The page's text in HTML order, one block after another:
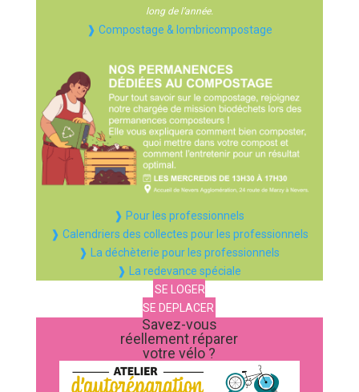
long de l’année.
❱ Compostage & lombricompostage
❱ Pour les professionnels
❱ Calendriers des collectes pour les professionnels
❱ La déchèterie pour les professionnels
❱ La redevance spéciale
SE LOGER
SE DEPLACER
Savez-vous
réellement réparer
votre vélo ?